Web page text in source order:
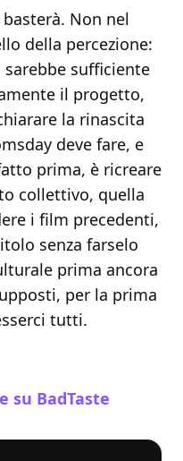
Non nel
della percezione:
sufficiente
il progetto,
la rinascita
deve fare, e
prima, è ricreare
collettivo, quella
i film precedenti,
senza farselo
prima ancora
per la prima
tutti.
su BadTaste